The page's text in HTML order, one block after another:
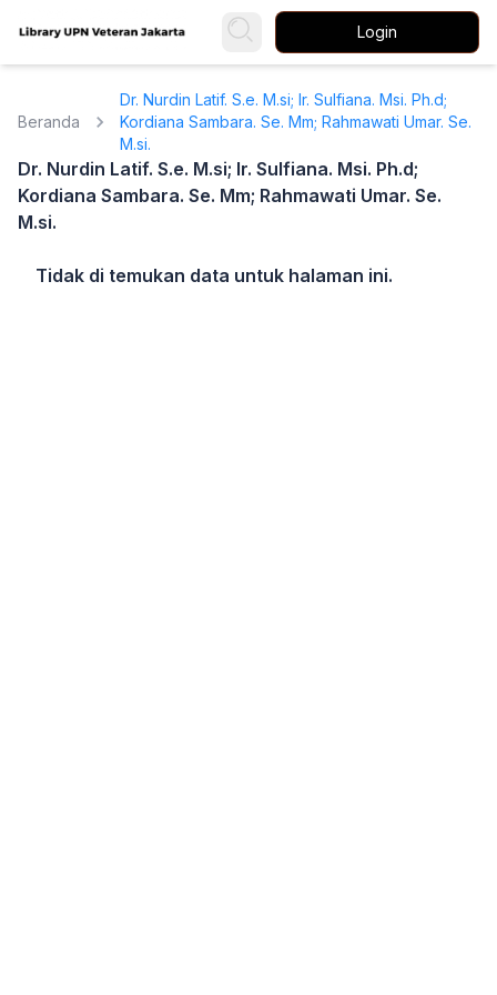
Login
Beranda
Dr. Nurdin Latif. S.e. M.si; Ir. Sulfiana. Msi. Ph.d;
Kordiana Sambara. Se. Mm; Rahmawati Umar. Se.
M.si.
Dr. Nurdin Latif. S.e. M.si; Ir. Sulfiana. Msi. Ph.d;
Kordiana Sambara. Se. Mm; Rahmawati Umar. Se.
M.si.
Tidak di temukan data untuk halaman ini.